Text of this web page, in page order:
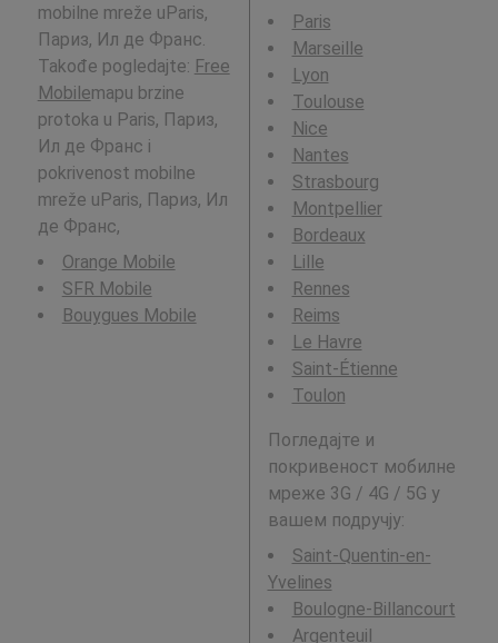
mobilne mreže uParis,
Париз, Ил де Франс.
Takođe pogledajte: Free
Mobilemapu brzine
protoka u Paris, Париз,
Ил де Франс i
pokrivenost mobilne
mreže uParis, Париз, Ил
де Франс,
Orange Mobile
SFR Mobile
Bouygues Mobile
Paris
Marseille
Lyon
Toulouse
Nice
Nantes
Strasbourg
Montpellier
Bordeaux
Lille
Rennes
Reims
Le Havre
Saint-Étienne
Toulon
Погледајте и
покривеност мобилне
мреже 3G / 4G / 5G у
вашем подручју:
Saint-Quentin-en-
Yvelines
Boulogne-Billancourt
Argenteuil